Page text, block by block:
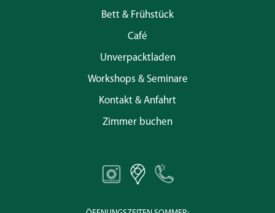
Bett & Frühstück
Café
Unverpacktladen
Workshops & Seminare
Kontakt & Anfahrt
Zimmer buchen